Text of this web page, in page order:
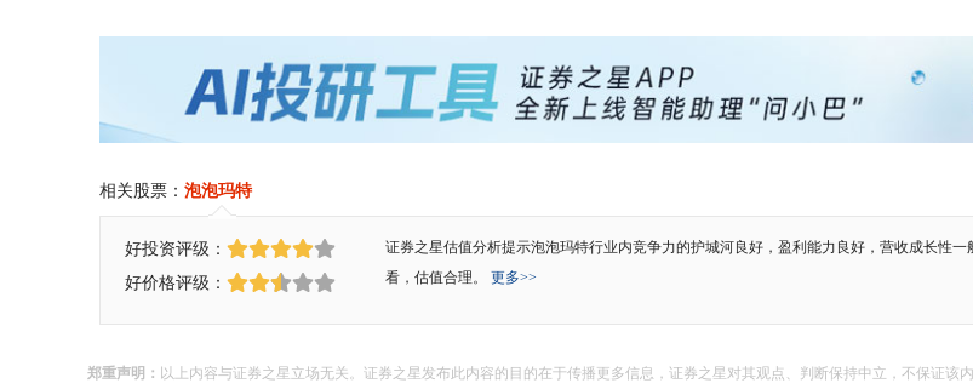
相关股票： 泡泡玛特
好投资评级：
好价格评级：
证券之星估值分析提示泡泡玛特行业内竞争力的护城河良好，盈利能力良好，营收成长性一
看，估值合理。 更多>>
郑重声明： 以上内容与证券之星立场无关。证券之星发布此内容的目的在于传播更多信息，证券之星对其观点、判断保持中立，不保证